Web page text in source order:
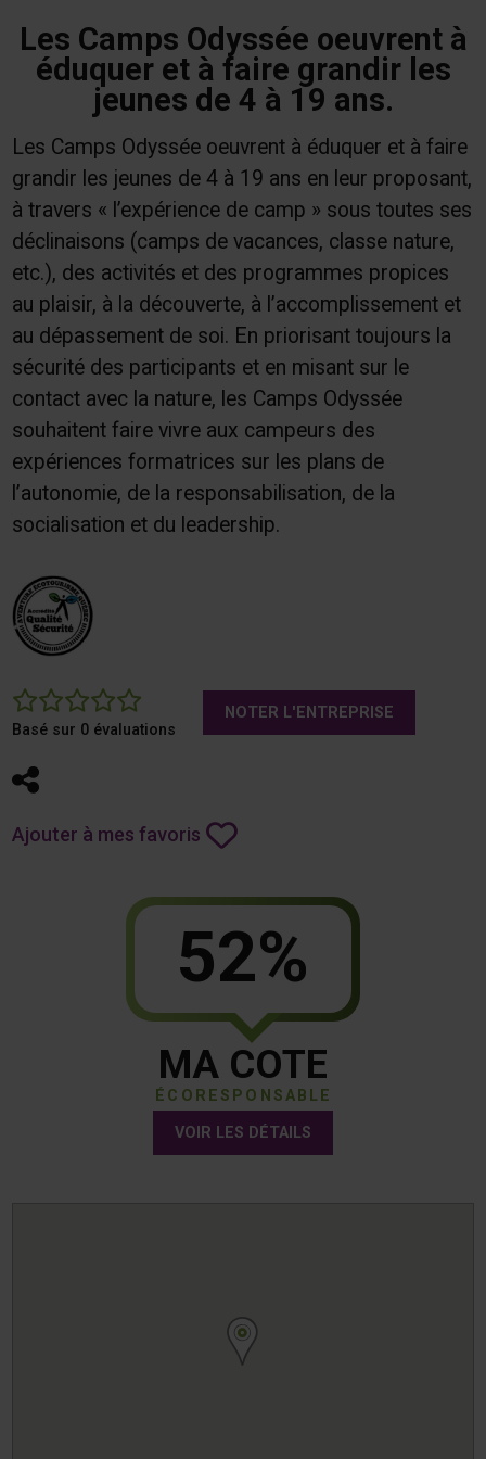
Les Camps Odyssée oeuvrent à
éduquer et à faire grandir les
jeunes de 4 à 19 ans.
Les Camps Odyssée oeuvrent à éduquer et à faire
grandir les jeunes de 4 à 19 ans en leur proposant,
à travers « l’expérience de camp » sous toutes ses
déclinaisons (camps de vacances, classe nature,
etc.), des activités et des programmes propices
au plaisir, à la découverte, à l’accomplissement et
au dépassement de soi. En priorisant toujours la
sécurité des participants et en misant sur le
contact avec la nature, les Camps Odyssée
souhaitent faire vivre aux campeurs des
expériences formatrices sur les plans de
l’autonomie, de la responsabilisation, de la
socialisation et du leadership.
0
Basé sur 0 évaluations
NOTER L'ENTREPRISE
Partager
Ajouter à mes favoris
52%
MA COTE
ÉCORESPONSABLE
VOIR LES DÉTAILS